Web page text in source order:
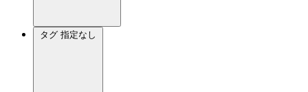
タグ 指定なし